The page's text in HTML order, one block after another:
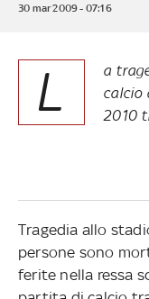
30 mar 2009 - 07:16
L
a
calcio
2010
Tragedia allo
persone sono
ferite nella ressa